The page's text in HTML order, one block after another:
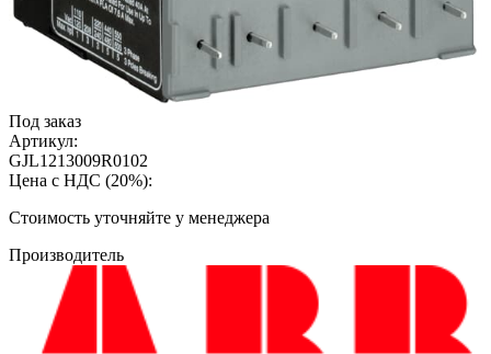
Под заказ
Артикул:
GJL1213009R0102
Цена с НДС (20%):
Cтоимость уточняйте у менеджера
Производитель